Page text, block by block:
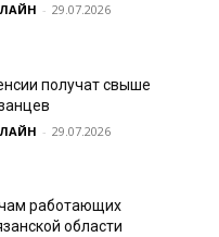
- 29.07.2026
получат свыше
- 29.07.2026
работающих
области